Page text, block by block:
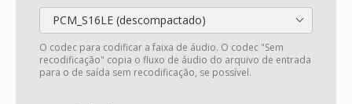
PCM_S16LE (descompactado)
O codec para codificar a faixa de áudio. O codec "Sem
recodificação" copia o fluxo de áudio do arquivo de entrada
para o de saída sem recodificação, se possível.